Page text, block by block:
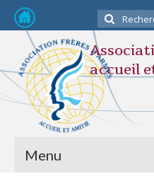
:
accueil
Menu